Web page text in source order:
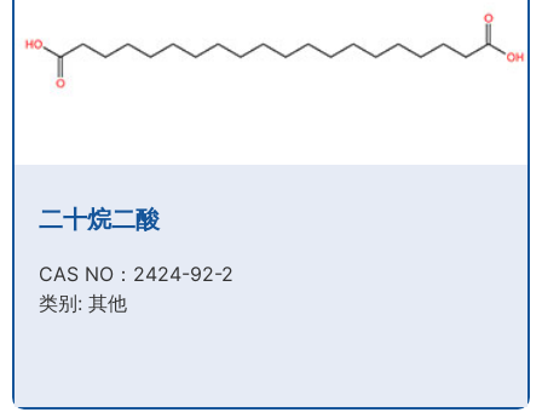
二十烷二酸
CAS NO：2424-92-2​
类别: 其他